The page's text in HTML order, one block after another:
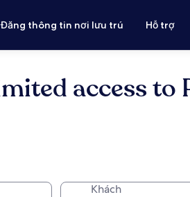
Đăng thông tin nơi lưu trú Hỗ trợ
access to
Khách